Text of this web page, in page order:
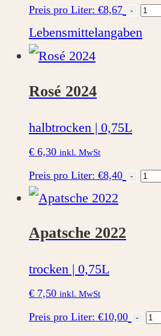
Preis pro Liter: €8,67 -
2025
Lebensmittelangaben
Rosé 2024
halbtrocken | 0,75L
€ 6,30 inkl. MwSt
Preis pro Liter: €8,40 -
Apatsche 2022
trocken | 0,75L
€ 7,50 inkl. MwSt
Preis pro Liter: €10,00 -